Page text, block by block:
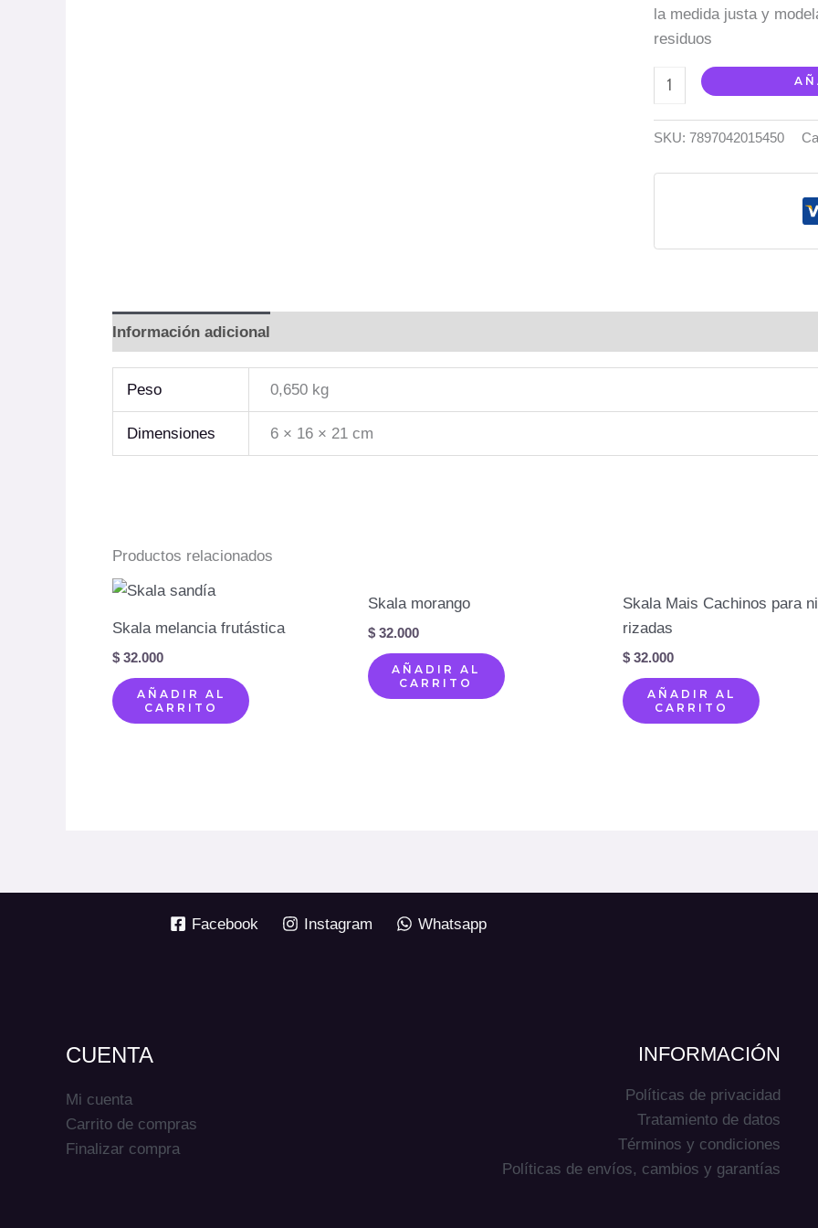
la medida justa y
residuos
SKU: 7897042015450
Información adicional
Peso 0,650 kg
Dimensiones 6 × 16 × 21 cm
Productos relacionados
Skala melancia frutástica
$ 32.000
AÑADIR AL
CARRITO
Skala morango
$32.000
AÑADIR AL
CARRITO
Skala Mais Cachinos para
rizadas
$ 32.000
AÑADIR AL
CARRITO
Facebook Instagram Whatsapp
CUENTA
Mi cuenta
Carrito de compras
Finalizar compra
INFORMACIÓN
Políticas de privacidad
Tratamiento de datos
Términos y condiciones
Políticas de envíos, cambios y garantías